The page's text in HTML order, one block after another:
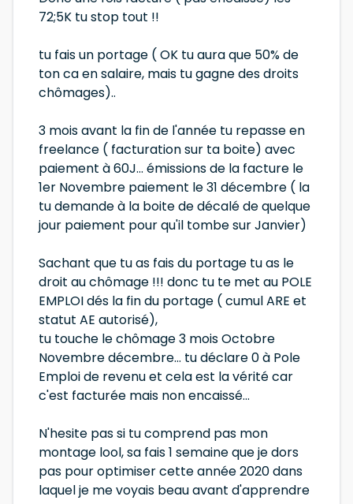
72;5K tu stop tout !!
tu fais un portage ( OK tu aura que 50% de
ton ca en salaire, mais tu gagne des droits
chômages)..
3 mois avant la fin de l'année tu repasse en
freelance ( facturation sur ta boite) avec
paiement à 60J... émissions de la facture le
1er Novembre paiement le 31 décembre ( la
tu demande à la boite de décalé de quelque
jour paiement pour qu'il tombe sur Janvier)
Sachant que tu as fais du portage tu as le
droit au chômage !!! donc tu te met au POLE
EMPLOI dés la fin du portage ( cumul ARE et
statut AE autorisé),
tu touche le chômage 3 mois Octobre
Novembre décembre... tu déclare 0 à Pole
Emploi de revenu et cela est la vérité car
c'est facturée mais non encaissé...
N'hesite pas si tu comprend pas mon
montage lool, sa fais 1 semaine que je dors
pas pour optimiser cette année 2020 dans
laquel je me voyais beau avant d'apprendre